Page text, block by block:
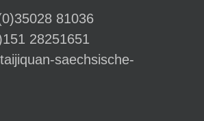
81036
28251651
saechsische-